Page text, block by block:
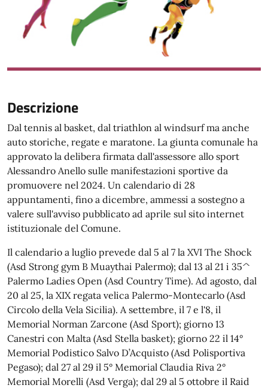
Descrizione
Dal tennis al basket, dal triathlon al windsurf ma anche
auto storiche, regate e maratone. La giunta comunale ha
approvato la delibera firmata dall'assessore allo sport
Alessandro Anello sulle manifestazioni sportive da
promuovere nel 2024. Un calendario di 28
appuntamenti, fino a dicembre, ammessi a sostegno a
valere sull'avviso pubblicato ad aprile sul sito internet
istituzionale del Comune.
Il calendario a luglio prevede dal 5 al 7 la XVI The Shock
(Asd Strong gym B Muaythai Palermo); dal 13 al 21 i 35^
Palermo Ladies Open (Asd Country Time). Ad agosto, dal
20 al 25, la XIX regata velica Palermo-Montecarlo (Asd
Circolo della Vela Sicilia). A settembre, il 7 e l'8, il
Memorial Norman Zarcone (Asd Sport); giorno 13
Canestri con Malta (Asd Stella basket); giorno 22 il 14°
Memorial Podistico Salvo D’Acquisto (Asd Polisportiva
Pegaso); dal 27 al 29 il 5° Memorial Claudia Riva 2°
Memorial Morelli (Asd Verga); dal 29 al 5 ottobre il Raid